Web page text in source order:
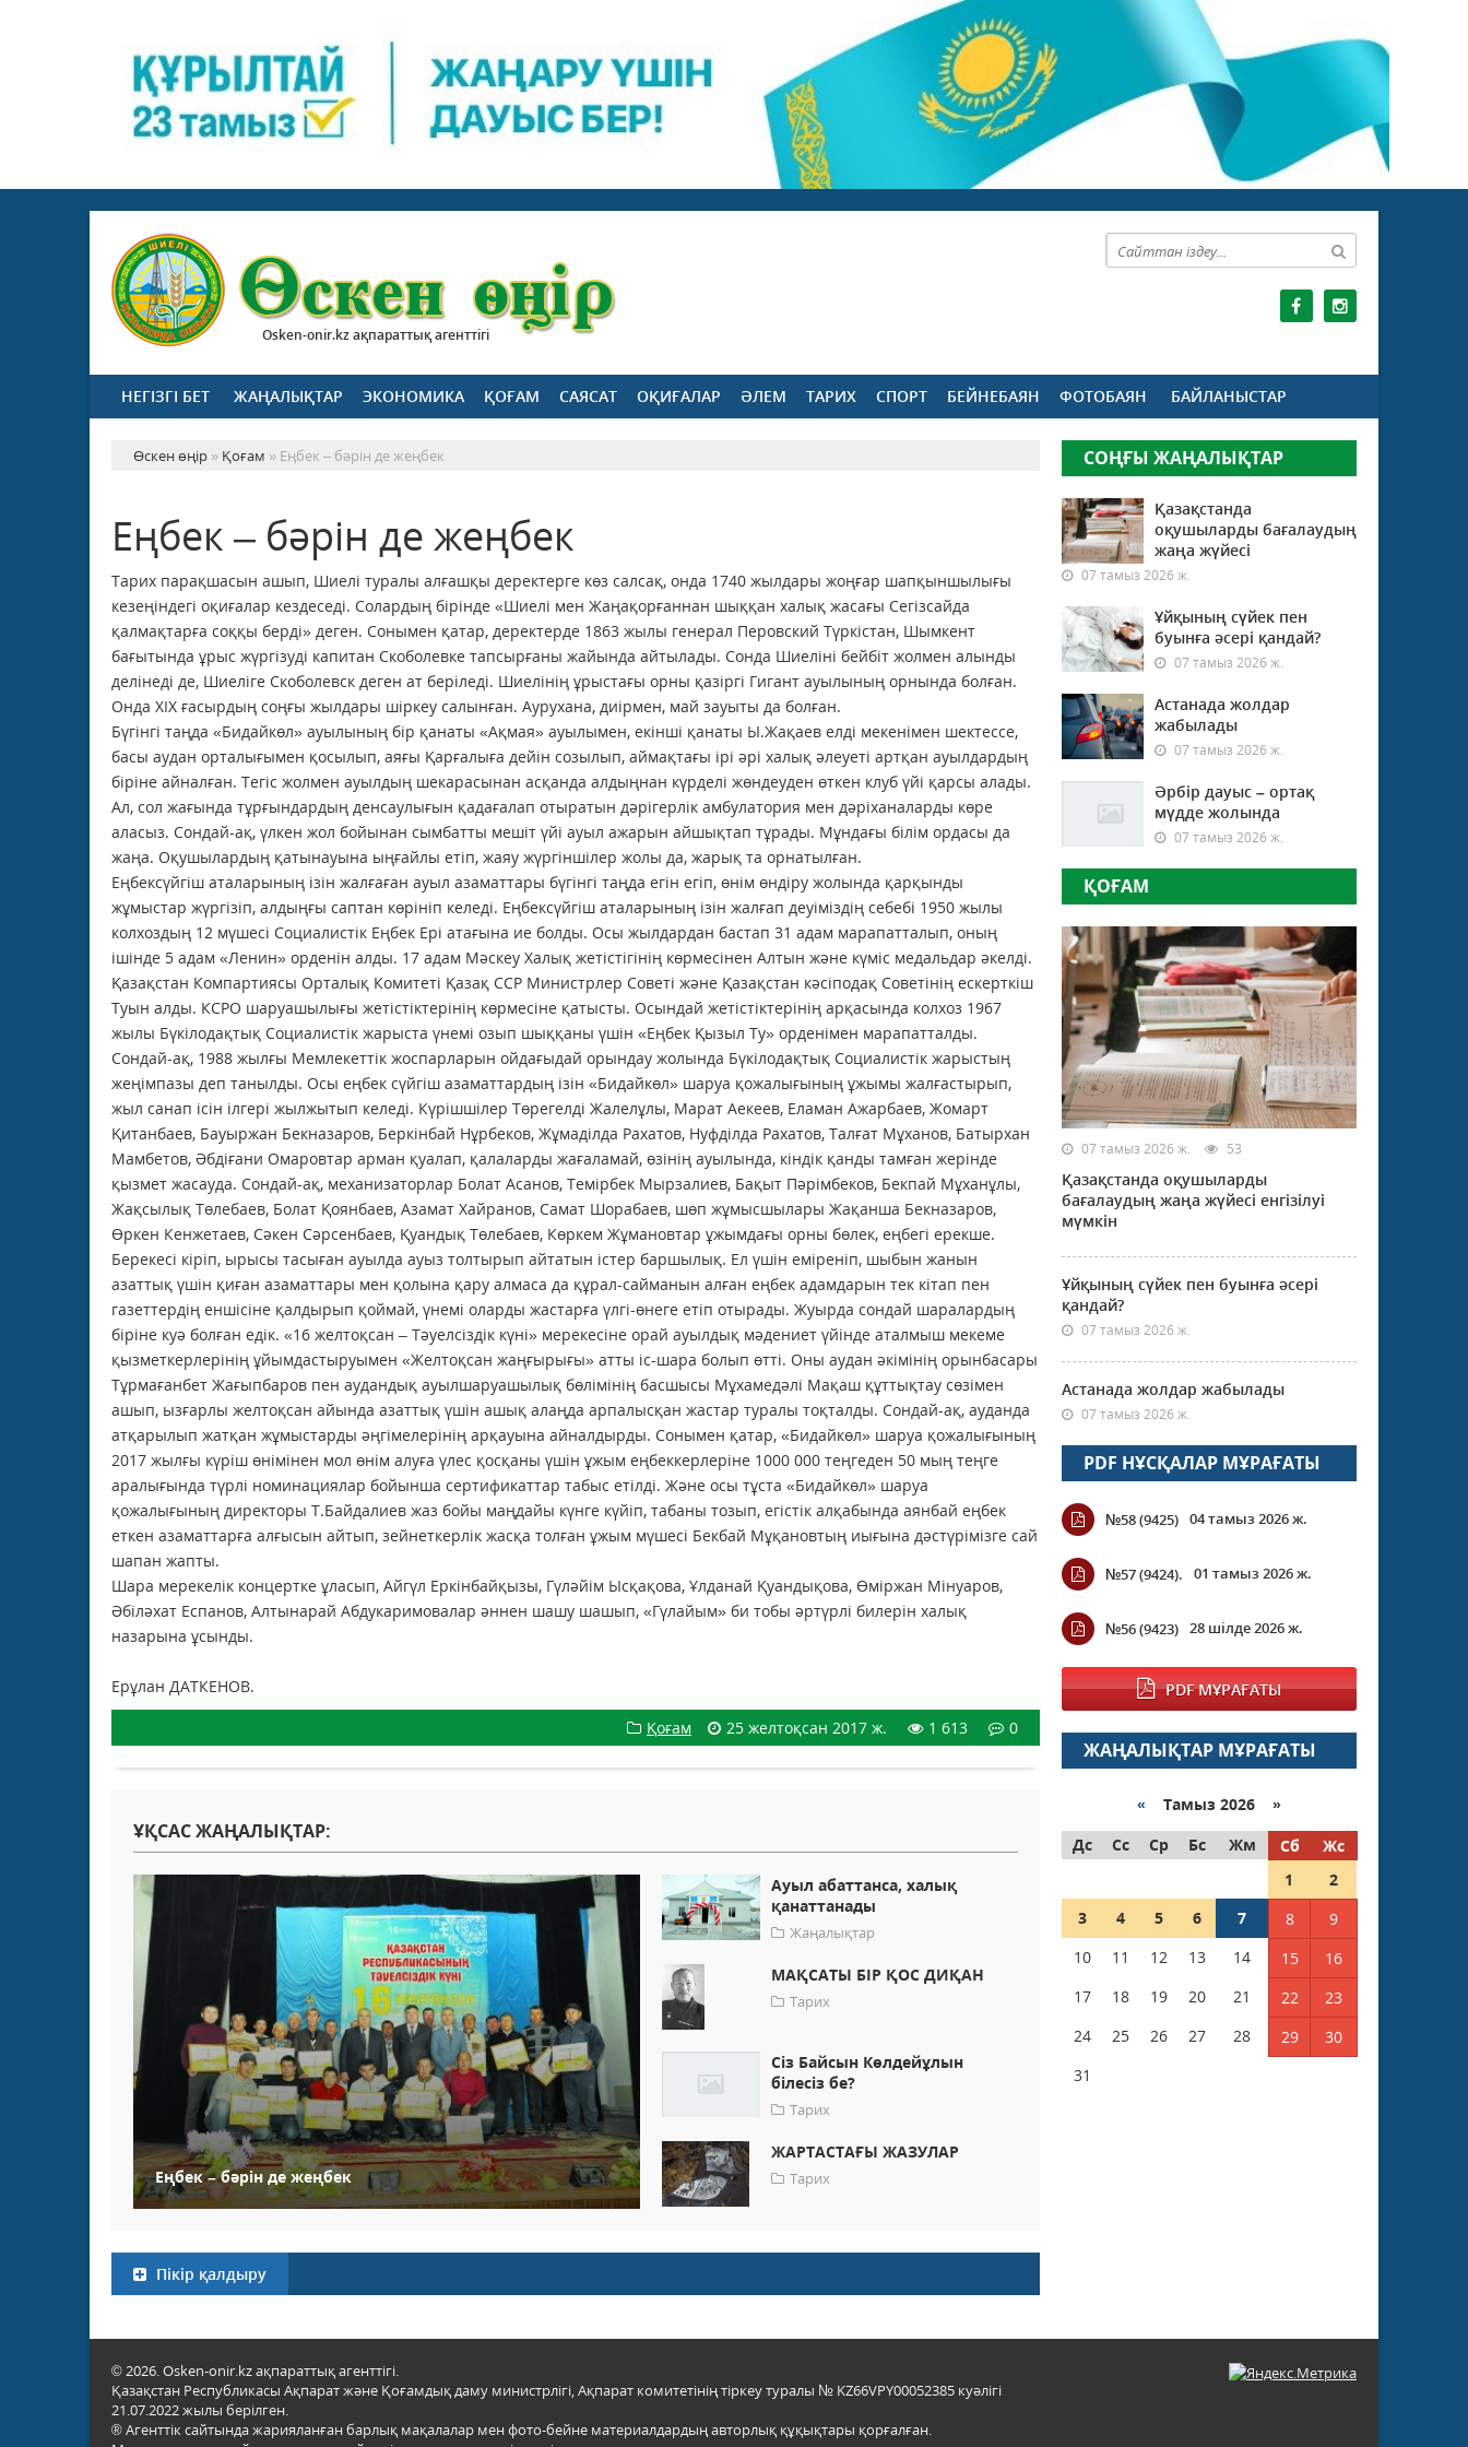
Osken-onir.kz ақпараттық агенттігі
НЕГІЗГІ БЕТ ЖАҢАЛЫҚТАР ЭКОНОМИКА ҚОҒАМ САЯСАТ ОҚИҒАЛАР ӘЛЕМ ТАРИХ СПОРТ БЕЙНЕБАЯН ФОТОБАЯН БАЙЛАНЫСТАР
Өскен өңір » Қоғам » Еңбек – бәрін де жеңбек
Еңбек – бәрін де жеңбек
Тарих парақшасын ашып, Шиелі туралы алғашқы деректерге көз салсақ, онда 1740 жылдары жоңғар шапқыншылығы
кезеңіндегі оқиғалар кездеседі. Солардың бірінде «Шиелі мен Жаңақорғаннан шық­қан халық жасағы Сегізсайда
қалмақтарға соққы берді» деген. Сонымен қатар, деректерде 1863 жылы генерал Перовский Түркістан, Шымкент
бағытында ұрыс жүргізуді капитан Скоболевке тапсырғаны жайында айтылады. Сонда Шиеліні бейбіт жолмен алынды
делінеді де, Шиеліге Скоболевск деген ат беріледі. Шиелінің ұрыстағы орны қазіргі Гигант ауылының орнында болған.
Онда ХІХ ғасырдың соңғы жылдары шіркеу салынған. Аурухана, диірмен, май зауыты да болған.
Бүгінгі таңда «Бидайкөл» ауылының бір қанаты «Ақмая» ауылымен, екінші қанаты Ы.Жақаев елді мекенімен шектессе,
басы аудан орталығымен қосылып, аяғы Қарғалыға дейін созылып, аймақтағы ірі әрі халық әлеуеті артқан ауылдардың
біріне айналған. Тегіс жолмен ауылдың шекарасынан асқанда алдыңнан күрделі жөндеуден өткен клуб үйі қарсы алады.
Ал, сол жағында тұрғындардың денсаулығын қадағалап отыратын дәрігерлік амбулатория мен дәріханаларды көре
аласыз. Сондай-ақ, үлкен жол бойынан сымбатты мешіт үйі ауыл ажарын айшықтап тұрады. Мұндағы білім ордасы да
жаңа. Оқушылардың қатынауына ыңғайлы етіп, жаяу жүргіншілер жолы да, жарық та орнатылған.
Еңбексүйгіш аталарының ізін жал­ғаған ауыл азаматтары бүгінгі таңда егін егіп, өнім өндіру жолында қарқынды
жұмыстар жүргізіп, алдыңғы саптан көрініп келеді. Еңбексүйгіш аталарының ізін жалғап деуіміздің себебі 1950 жылы
колхоздың 12 мүшесі Социалистік Еңбек Ері атағына ие болды. Осы жылдардан бастап 31 адам марапатталып, оның
ішінде 5 адам «Ленин» орденін алды. 17 адам Мәскеу Халық жетістігінің көрмесінен Алтын және күміс медальдар әкелді.
Қазақстан Компартиясы Орталық Комитеті Қазақ ССР Министрлер Советі және Қазақстан кәсіподақ Советінің ескерткіш
Туын алды. КСРО шаруашылығы жетістіктерінің көрмесіне қатысты. Осындай жетістіктерінің арқасында колхоз 1967
жылы Бүкілодақтық Социалистік жарыста үнемі озып шыққаны үшін «Еңбек Қызыл Ту» орденімен марапатталды.
Сондай-ақ, 1988 жылғы Мемлекеттік жос­парларын ойдағыдай орындау жолында Бүкілодақтық Социалистік жарыстың
жеңімпазы деп танылды. Осы еңбек сүйгіш азаматтардың ізін «Бидайкөл» шаруа қожалығының ұжымы жалғастырып,
жыл санап ісін ілгері жылжытып келеді. Күрішшілер Төрегелді Жалелұлы, Марат Аекеев, Еламан Ажарбаев, Жомарт
Қитанбаев, Бауыржан Бекназаров, Беркінбай Нұрбеков, Жұмаділда Рахатов, Нуфділда Рахатов, Талғат Мұханов, Батырхан
Мамбетов, Әбдіғани Омаровтар арман қуалап, қалаларды жағаламай, өзінің ауылында, кіндік қанды тамған жерінде
қызмет жасауда. Сондай-ақ, механизаторлар Болат Асанов, Темірбек Мырзалиев, Бақыт Пәрімбеков, Бекпай Мұханұлы,
Жақсылық Төлебаев, Болат Қоянбаев, Азамат Хайранов, Самат Шорабаев, шөп жұмысшылары Жақанша Бекназаров,
Өркен Кенжетаев, Сәкен Сәрсенбаев, Қуандық Төлебаев, Көркем Жұмановтар ұжымдағы орны бөлек, еңбегі ерекше.
Берекесі кіріп, ырысы тасыған ауылда ауыз толтырып айтатын істер баршылық. Ел үшін еміреніп, шыбын жанын
азаттық үшін қиған азаматтары мен қолына қару алмаса да құрал-сайманын алған еңбек адамдарын тек кітап пен
газеттердің еншісіне қалдырып қоймай, үнемі оларды жастарға үлгі-өнеге етіп отырады. Жуырда сондай шаралардың
біріне куә болған едік. «16 желтоқсан – Тәуелсіздік күні» мерекесіне орай ауылдық мәдениет үйінде аталмыш мекеме
қызметкерлерінің ұйымдастыруымен «Желтоқсан жаңғырығы» атты іс-шара болып өтті. Оны аудан әкімінің орынбасары
Тұрмағанбет Жағыпбаров пен аудандық ауылшаруашылық бөлімінің басшысы Мұхамедәлі Мақаш құттықтау сөзімен
ашып, ызғарлы желтоқсан айында азаттық үшін ашық алаңда арпалысқан жастар туралы тоқталды. Сондай-ақ, ауданда
атқарылып жатқан жұмыстарды әңгімелерінің арқауына айналдырды. Сонымен қатар, «Бидайкөл» шаруа қожалығының
2017 жылғы күріш өнімінен мол өнім алуға үлес қосқаны үшін ұжым еңбеккерлеріне 1000 000 теңгеден 50 мың теңге
аралығында түрлі номинациялар бойынша сертификаттар табыс етілді. Және осы тұста «Бидайкөл» шаруа
қожалығының директоры Т.Байдалиев жаз бойы маңдайы күнге күйіп, табаны тозып, егістік алқабында аянбай еңбек
еткен азаматтарға алғысын айтып, зейнеткерлік жасқа толған ұжым мүшесі Бекбай Мұқановтың иығына дәстүрімізге сай
шапан жапты.
Шара мерекелік концертке ұласып, Айгүл Еркінбайқызы, Гүләйім Ысқақова, Ұлданай Қуандықова, Өміржан Мінуаров,
Әбіләхат Еспанов, Алтынарай Абдукаримовалар әннен шашу шашып, «Гүлайым» би тобы әртүрлі билерін халық
назарына ұсынды.
Ерұлан ДАТКЕНОВ.
Қоғам
25 желтоқсан 2017 ж. 1 613 0
ҰҚСАС ЖАҢАЛЫҚТАР:
Еңбек – бәрін де жеңбек
Ауыл абаттанса, халық
қанаттанады
Жаңалықтар
МАҚСАТЫ БІР ҚОС ДИҚАН
Тарих
Сiз Байсын Көлдейұлын
бiлесiз бе?
Тарих
ЖАРТАСТАҒЫ ЖАЗУЛАР
Тарих
Пікір қалдыру
СОҢҒЫ ЖАҢАЛЫҚТАР
Қазақстанда
оқушыларды бағалаудың
жаңа жүйесі
07 тамыз 2026 ж.
Ұйқының сүйек пен
буынға әсері қандай?
07 тамыз 2026 ж.
Астанада жолдар
жабылады
07 тамыз 2026 ж.
Әрбір дауыс – ортақ
мүдде жолында
07 тамыз 2026 ж.
ҚОҒАМ
07 тамыз 2026 ж. 53
Қазақстанда оқушыларды
бағалаудың жаңа жүйесі енгізілуі
мүмкін
Ұйқының сүйек пен буынға әсері
қандай?
07 тамыз 2026 ж.
Астанада жолдар жабылады
07 тамыз 2026 ж.
PDF НҰСҚАЛАР МҰРАҒАТЫ
№58 (9425) 04 тамыз 2026 ж.
№57 (9424). 01 тамыз 2026 ж.
№56 (9423) 28 шілде 2026 ж.
PDF МҰРАҒАТЫ
ЖАҢАЛЫҚТАР МҰРАҒАТЫ
« Тамыз 2026 »
Дс
Сс Ср Бс Жм Сб
Жс
1
2
3
4 5 6 7 8
9
10
11 12 13 14 15
16
17
18 19 20 21 22
23
24
25 26 27 28 29
30
31
© 2026. Osken-onir.kz ақпараттық агенттігі.
Қазақстан Республикасы Ақпарат және Қоғамдық даму министрлігі, Ақпарат комитетінің тіркеу туралы № KZ66VPY00052385 куәлігі
21.07.2022 жылы берілген.
® Агенттік сайтында жарияланған барлық мақалалар мен фото-бейне материалдардың авторлық құқықтары қорғалған.